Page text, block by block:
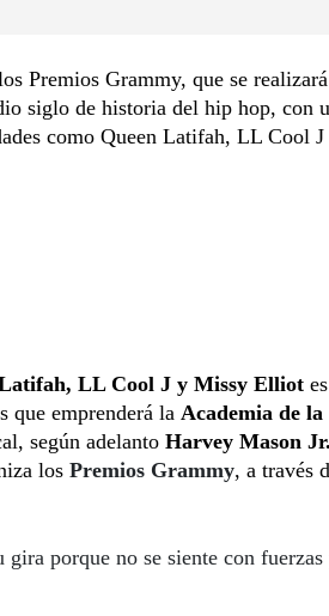
Premios Grammy, que se
siglo de historia del hip hop, con
como Queen Latifah, LL Cool
LL Cool J y Missy Elliot
que emprenderá la Academia de la
según adelanto Harvey Mason Jr.
los Premios Grammy, a través
gira porque no se siente con fuerzas